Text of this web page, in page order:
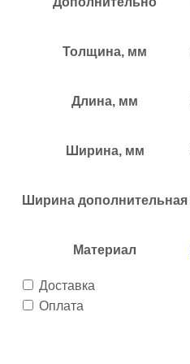
Толщина, мм
Длина, мм
Ширина, мм
Ширина дополнительная
Материал
Доставка
Оплата